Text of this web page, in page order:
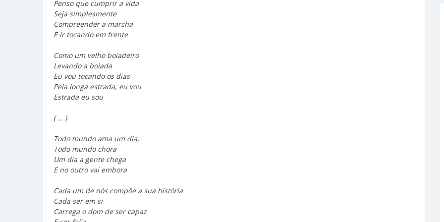
Penso que cumprir a vida
Seja simplesmente
Compreender a marcha
E ir tocando em frente
Como um velho boiadeiro
Levando a boiada
Eu vou tocando os dias
Pela longa estrada, eu vou
Estrada eu sou
( … )
Todo mundo ama um dia,
Todo mundo chora
Um dia a gente chega
E no outro vai embora
Cada um de nós compõe a sua história
Cada ser em si
Carrega o dom de ser capaz